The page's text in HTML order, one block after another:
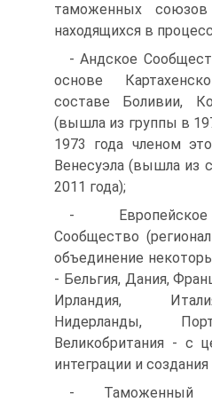
таможенных
находящихся в
- Андское
основе
составе Боливии,
(вышла из группы в
1973 года членом
Венесуэла (вышла из
2011 года);
- Европейское
Сообщество
объединение
- Бельгия, Дания,
Ирландия,
Нидерланды,
Великобритания - с
интеграции и
- Таможенный